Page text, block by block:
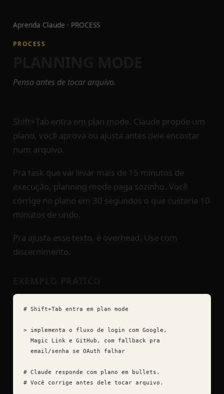
Aprenda Claude · PROCESS
PROCESS
Pensa antes de tocar arquivo.
Shift+Tab entra em plan mode. Claude propõe um
plano, você aprova ou ajusta antes dele encostar
num arquivo.
Pra task que vai levar mais de 15 minutos de
execução, planning mode paga sozinho. Você
corrige no plano em 30 segundos o que custaria 10
minutos de undo.
Pra ajusta esse texto, é overhead. Use com
discernimento.
# Shift+Tab entra em plan mode
> implementa o fluxo de login com Google,
  Magic Link e GitHub, com fallback pra
  email/senha se OAuth falhar
# Claude responde com plano em bullets.
# Você corrige antes dele tocar arquivo.